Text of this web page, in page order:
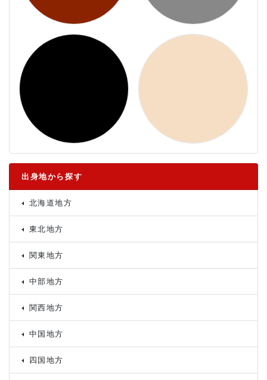
出身地から探す
北海道地方
東北地方
関東地方
中部地方
関西地方
中国地方
四国地方